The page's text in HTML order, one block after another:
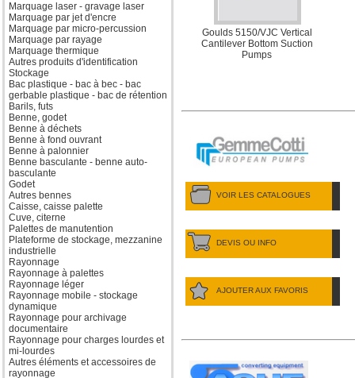
Marquage laser - gravage laser
Marquage par jet d'encre
Marquage par micro-percussion
Marquage par rayage
Marquage thermique
Autres produits d'identification
Stockage
Bac plastique - bac à bec - bac
gerbable plastique - bac de rétention
Barils, futs
Benne, godet
Benne à déchets
Benne à fond ouvrant
Benne à palonnier
Benne basculante - benne auto-
basculante
Godet
Autres bennes
Caisse, caisse palette
Cuve, citerne
Palettes de manutention
Plateforme de stockage, mezzanine
industrielle
Rayonnage
Rayonnage à palettes
Rayonnage léger
Rayonnage mobile - stockage
dynamique
Rayonnage pour archivage
documentaire
Rayonnage pour charges lourdes et
mi-lourdes
Autres éléments et accessoires de
rayonnage
Goulds 5150/VJC Vertical
Cantilever Bottom Suction
Pumps
VOIR LES CATALOGUES
DEVIS OU INFO
AJOUTER AUX FAVORIS